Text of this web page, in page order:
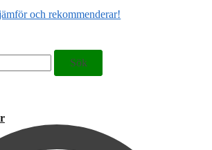
Sök
Sök